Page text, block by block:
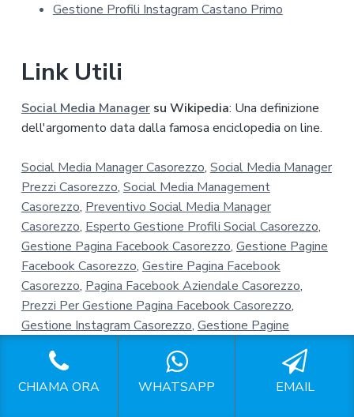
Gestione Profili Instagram Castano Primo
Link Utili
Social Media Managersu Wikipedia: Una definizione
dell'argomento data dalla famosa enciclopedia on line.
Social Media Manager Casorezzo, Social Media Manager
Prezzi Casorezzo, Social Media Management
Casorezzo, Preventivo Social Media Manager
Casorezzo, Esperto Gestione Profili Social Casorezzo,
Gestione Pagina Facebook Casorezzo, Gestione Pagine
Facebook Casorezzo, Gestire Pagina Facebook
Casorezzo, Pagina Facebook Aziendale Casorezzo,
Prezzi Per Gestione Pagina Facebook Casorezzo,
Gestione Instagram Casorezzo, Gestione Pagine
Casorezzo
Gestione Profili Instagram Casorezzo,
Instagram Per Aziende Casorezzo,
CHIAMA ORA WHATSAPP EMAIL